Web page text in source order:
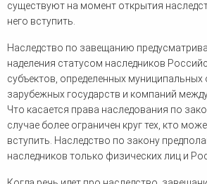
существуют на момент открытия
него вступить.
Наследство по завещанию
наделения статусом наследников
субъектов, определенных
зарубежных государств и компаний
Что касается права наследования по
случае более ограничен круг тех, кто
вступить. Наследство по закону
наследников только физических лиц и